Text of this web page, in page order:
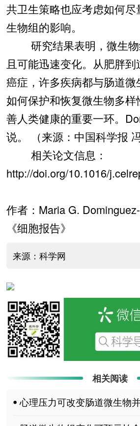
共卫生策略也应考虑如何
生物组的影响。
研究结果表明，微生物
且可能迅速变化。从肥胖
癌症，许多疾病都与肠道
如何保护和恢复微生物多
善人类健康的重要一环。
说。 （来源：中国科学报 冯
相关论文信息：
http://doi.org/10.1016/
作者：Maria G.
《细胞报告》
来源：科学网
相关阅读